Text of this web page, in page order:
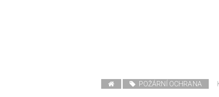
POŽÁRNÍ OCHRANA